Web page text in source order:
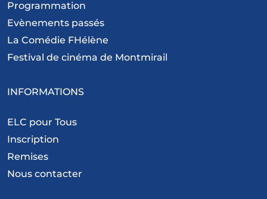
Programmation
Evènements passés
La Comédie FHélène
Festival de cinéma de Montmirail
INFORMATIONS
ELC pour Tous
Inscription
Remises
Nous contacter